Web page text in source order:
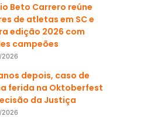
Beto Carrero reúne
de atletas em SC e
edição 2026 com
campeões
depois, caso de
ferida na Oktoberfest
da Justiça